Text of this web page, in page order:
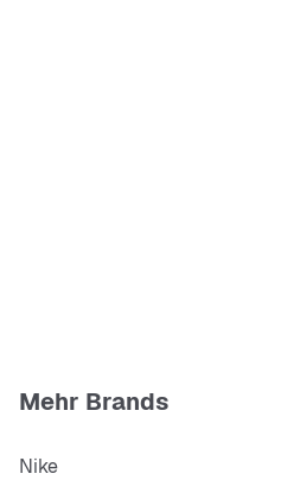
Mehr Brands
Nike